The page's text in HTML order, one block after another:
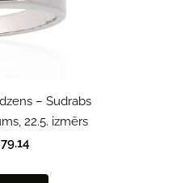
– Sudrabs
22.5. izmērs